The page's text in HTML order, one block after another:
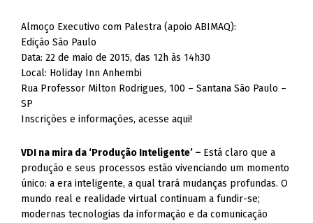
Almoço Executivo com Palestra (apoio ABIMAQ):
Edição São Paulo
Data: 22 de maio de 2015, das 12h às 14h30
Local: Holiday Inn Anhembi
Rua Professor Milton Rodrigues, 100 – Santana São Paulo –
SP
Inscrições e informações, acesse aqui!
VDI na mira da ‘Produção Inteligente’ – Está claro que a
produção e seus processos estão vivenciando um momento
único: a era inteligente, a qual trará mudanças profundas. O
mundo real e realidade virtual continuam a fundir-se;
modernas tecnologias da informação e da comunicação